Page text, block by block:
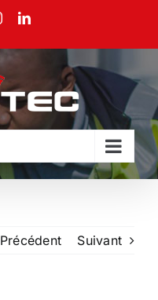
InstagramLinkedIn
Précédent Suivant